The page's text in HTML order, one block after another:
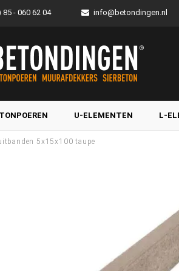
85 - 060 62 04 info@betondingen.nl
U-ELEMENTEN L-
5x15x100 taupe